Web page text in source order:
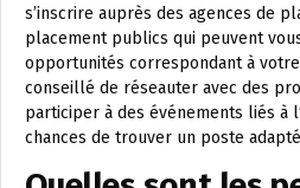
s’inscrire auprès des agences de
placement publics qui peuvent
opportunités correspondant à
conseillé de réseauter avec des
participer à des événements liés à
chances de trouver un poste